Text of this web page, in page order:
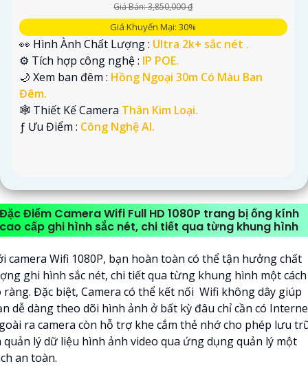
Giá Bán: 3,850,000 ₫
Giá Khuyến Mại: 30%
👀 Hình Ành Chất Lượng : Ultra 2k+ sắc nét .
⚙ Tích hợp công nghệ : IP POE.
🌙 Xem ban đêm : Hồng Ngoại 30m Có Màu Ban
Đêm.
🕸️ Thiết Kế Camera Thân Kim Loại.
️ƒ Ưu Điểm : Công Nghệ AI.
Đặc Điểm Camera Wifi Full HD 1080P trang bị ống kính
cao cấp ghi hình sắc nét, chi tiết qua từng khung hình
camera Wifi 1080P, bạn hoàn toàn có thể tận hưởng chất
ghi hình sắc nét, chi tiết qua từng khung hình một cách
ràng. Đặc biệt, Camera có thể kết nối Wifi không dây giúp
dễ dàng theo dõi hình ảnh ở bất kỳ đâu chỉ cần có
ra camera còn hỗ trợ khe cắm thẻ nhớ cho phép lưu
quản lý dữ liệu hình ảnh video qua ứng dụng quản lý một
an toàn.